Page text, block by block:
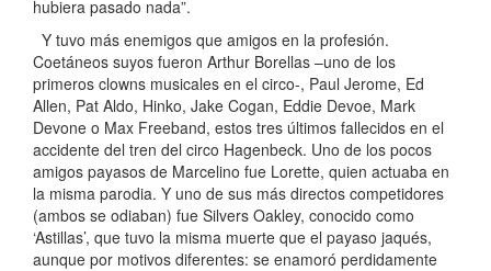
hubiera pasado nada”.
Y tuvo más enemigos que amigos en la profesión.
Coetáneos suyos fueron Arthur Borellas –uno de los
primeros clowns musicales en el circo-, Paul Jerome, Ed
Allen, Pat Aldo, Hinko, Jake Cogan, Eddie Devoe, Mark
Devone o Max Freeband, estos tres últimos fallecidos en el
accidente del tren del circo Hagenbeck. Uno de los pocos
amigos payasos de Marcelino fue Lorette, quien actuaba en
la misma parodia. Y uno de sus más directos competidores
(ambos se odiaban) fue Silvers Oakley, conocido como
‘Astillas’, que tuvo la misma muerte que el payaso jaqués,
aunque por motivos diferentes: se enamoró perdidamente